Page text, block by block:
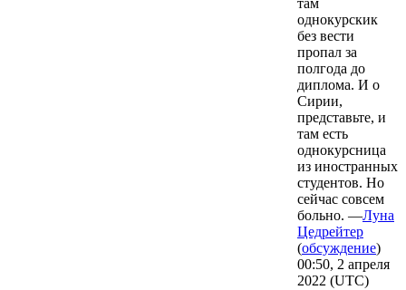
там
однокурскик
без вести
пропал за
полгода до
диплома. И о
Сирии,
представьте, и
там есть
однокурсница
из иностранных
студентов. Но
сейчас совсем
больно. —Луна
Цедрейтер
(обсуждение)
00:50, 2 апреля
2022 (UTC)